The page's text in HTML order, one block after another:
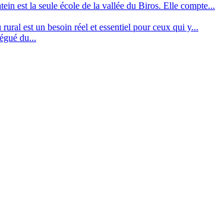
est la seule école de la vallée du Biros. Elle compte...
est un besoin réel et essentiel pour ceux qui y...
du...